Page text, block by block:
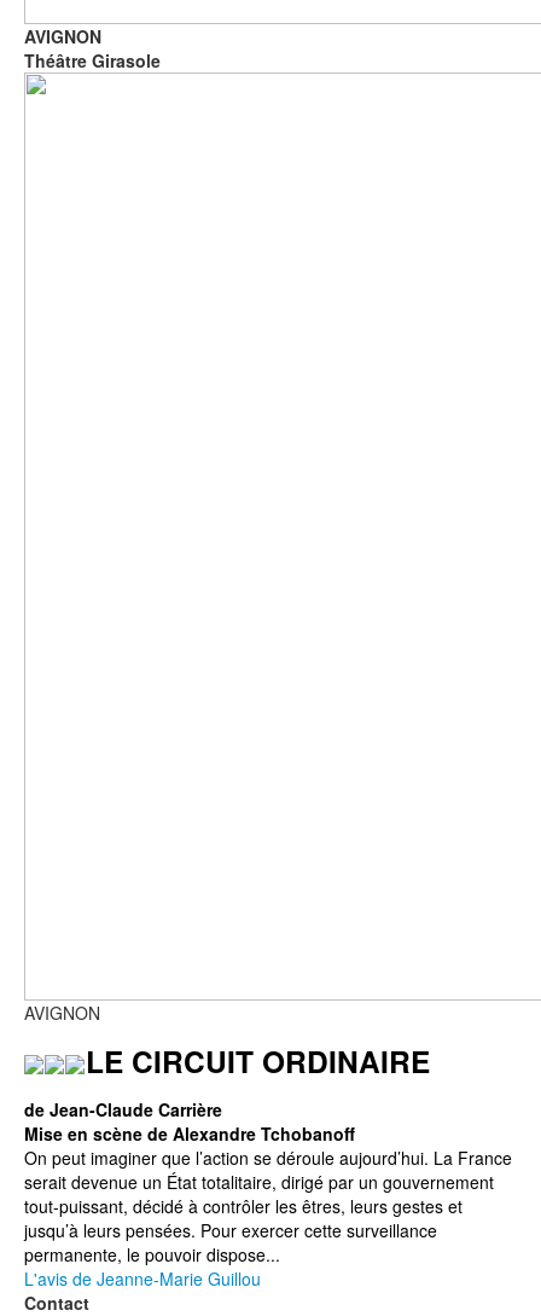
AVIGNON
Théâtre Girasole
AVIGNON
LE CIRCUIT ORDINAIRE
de Jean-Claude Carrière
Mise en scène de Alexandre Tchobanoff
On peut imaginer que l’action se déroule aujourd’hui. La France
serait devenue un État totalitaire, dirigé par un gouvernement
tout-puissant, décidé à contrôler les êtres, leurs gestes et
jusqu’à leurs pensées. Pour exercer cette surveillance
permanente, le pouvoir dispose...
L'avis de Jeanne-Marie Guillou
Contact